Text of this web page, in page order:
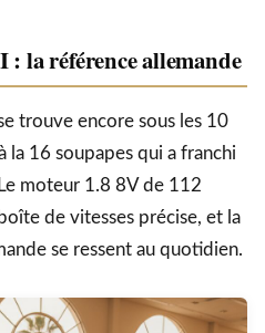
: la référence allemande
trouve encore sous les 10
16 soupapes qui a franchi
moteur 1.8 8V de 112
de vitesses précise, et la
se ressent au quotidien.